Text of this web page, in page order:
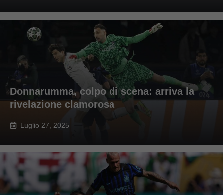
Donnarumma, colpo di scena: arriva la
rivelazione clamorosa
Luglio 27, 2025